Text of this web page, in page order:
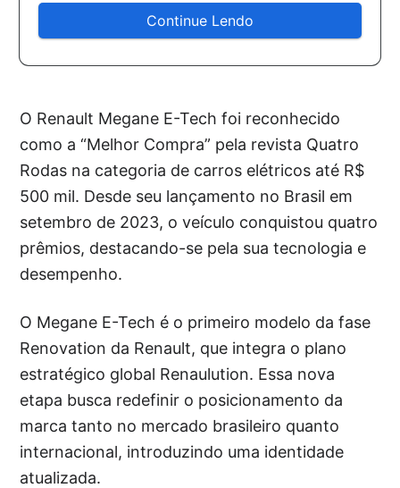
Continue Lendo
O Renault Megane E-Tech foi reconhecido
como a “Melhor Compra” pela revista Quatro
Rodas na categoria de carros elétricos até R$
500 mil. Desde seu lançamento no Brasil em
setembro de 2023, o veículo conquistou quatro
prêmios, destacando-se pela sua tecnologia e
desempenho.
O Megane E-Tech é o primeiro modelo da fase
Renovation da Renault, que integra o plano
estratégico global Renaulution. Essa nova
etapa busca redefinir o posicionamento da
marca tanto no mercado brasileiro quanto
internacional, introduzindo uma identidade
atualizada.